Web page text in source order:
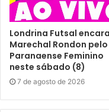
Educação para o
parceria com a
de espetáculos é um
projeto “Educação
realizada em 14 de
Na ocasião, a CMTU
Londrina Futsal encara
Marechal Rondon pelo
Paranaense Feminino
neste sábado (8)
7 de agosto de 2026